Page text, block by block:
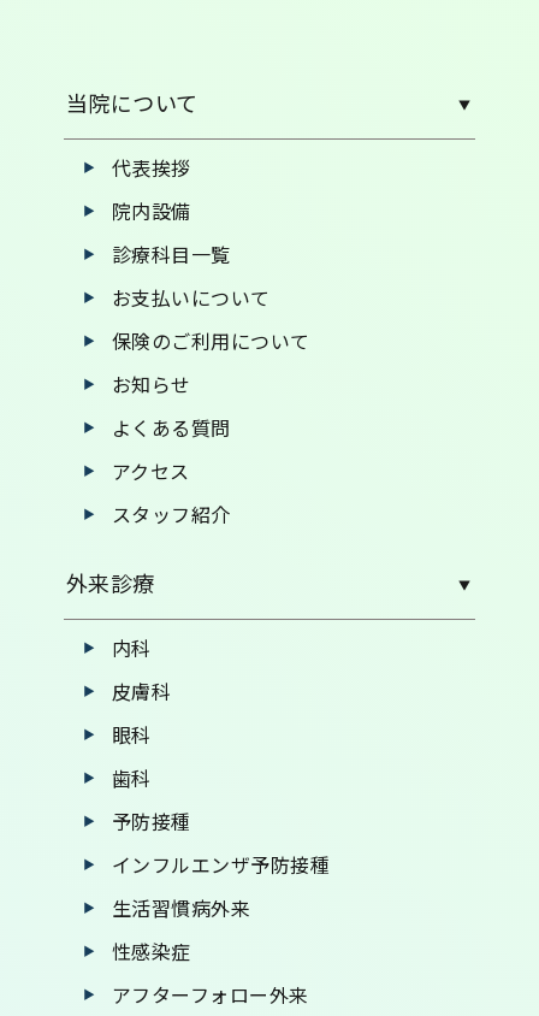
当院について
代表挨拶
院内設備
診療科目一覧
お支払いについて
保険のご利用について
お知らせ
よくある質問
アクセス
スタッフ紹介
外来診療
内科
皮膚科
眼科
歯科
予防接種
インフルエンザ予防接種
生活習慣病外来
性感染症
アフターフォロー外来